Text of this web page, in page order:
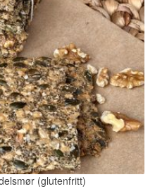
(glutenfritt)